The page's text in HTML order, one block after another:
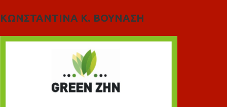
ΚΩΝΣΤΑΝΤΙΝΑ Κ. ΒΟΥΝΑΣΗ